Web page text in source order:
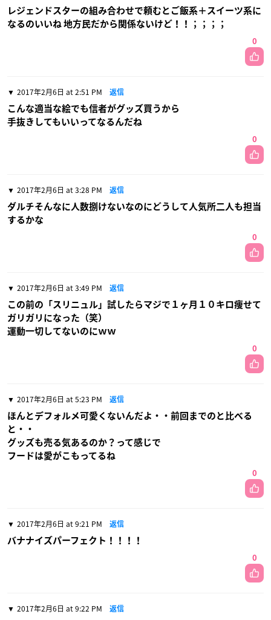
レジェンドスターの組み合わせで頼むとご飯系＋スイーツ系に
なるのいいね 地方民だから関係ないけど！！；；；；
0
2017年2月6日 at 2:51 PM 返信
こんな適当な絵でも信者がグッズ買うから
手抜きしてもいいってなるんだね
0
2017年2月6日 at 3:28 PM 返信
ダルチそんなに人数捌けないなのにどうして人気所二人も担当
するかな
0
2017年2月6日 at 3:49 PM 返信
この前の「スリニュル」試したらマジで１ヶ月１０キロ痩せて
ガリガリになった（笑）
運動一切してないのにｗｗ
0
2017年2月6日 at 5:23 PM 返信
ほんとデフォルメ可愛くないんだよ・・前回までのと比べる
と・・
グッズも売る気あるのか？って感じで
フードは愛がこもってるね
0
2017年2月6日 at 9:21 PM 返信
バナナイズパーフェクト！！！！
0
2017年2月6日 at 9:22 PM 返信